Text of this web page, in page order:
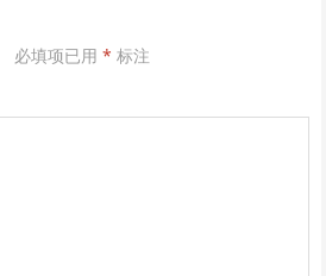
必填项已用* 标注